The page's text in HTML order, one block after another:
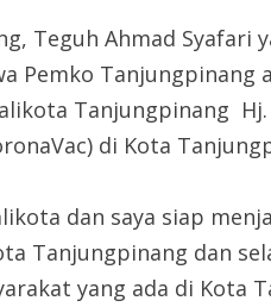
Teguh Ahmad Syafari
Pemko Tanjungpinang
Tanjungpinang Hj.
di Kota
dan saya siap
Tanjungpinang dan
yang ada di Kota